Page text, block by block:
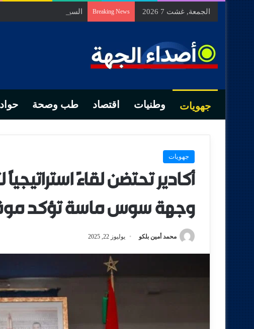
الجمعة, غشت 7 2026 Breaking News السيد الحسين مخلص… من
جهويات وطنيات اقتصاد طب وصحة
جهويات
أكادير تحتضن لقاءً استراتيجياً
وجهة سوس ماسة تؤكد
محمد أمين بلكو يوليوز 22, 2025